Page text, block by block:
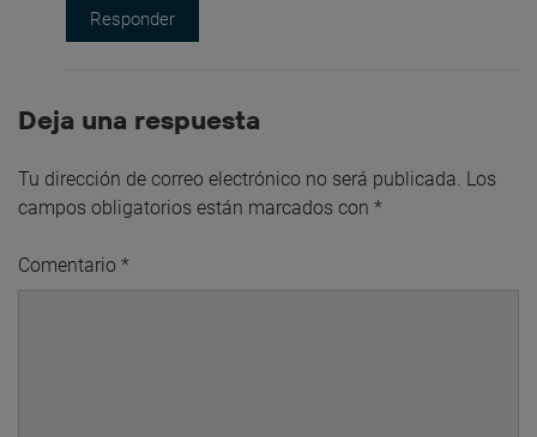
Responder
Deja una respuesta
Tu dirección de correo electrónico no será publicada. Los
campos obligatorios están marcados con *
Comentario *